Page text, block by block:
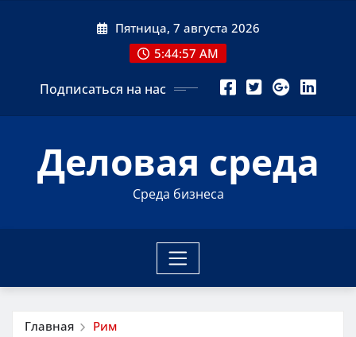
Пятница, 7 августа 2026
5:44:58 AM
Подписаться на нас
Деловая среда
Среда бизнеса
Главная Рим